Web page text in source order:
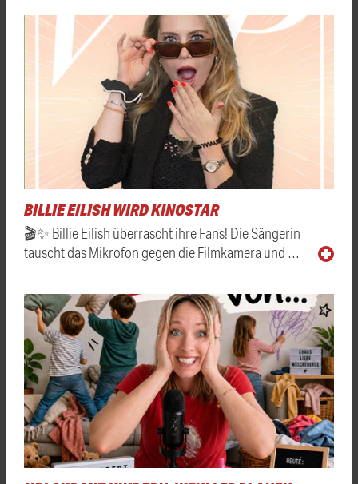
BILLIE EILISH WIRD KINOSTAR
🎬✨ Billie Eilish überrascht ihre Fans! Die Sängerin
tauscht das Mikrofon gegen die Filmkamera und …